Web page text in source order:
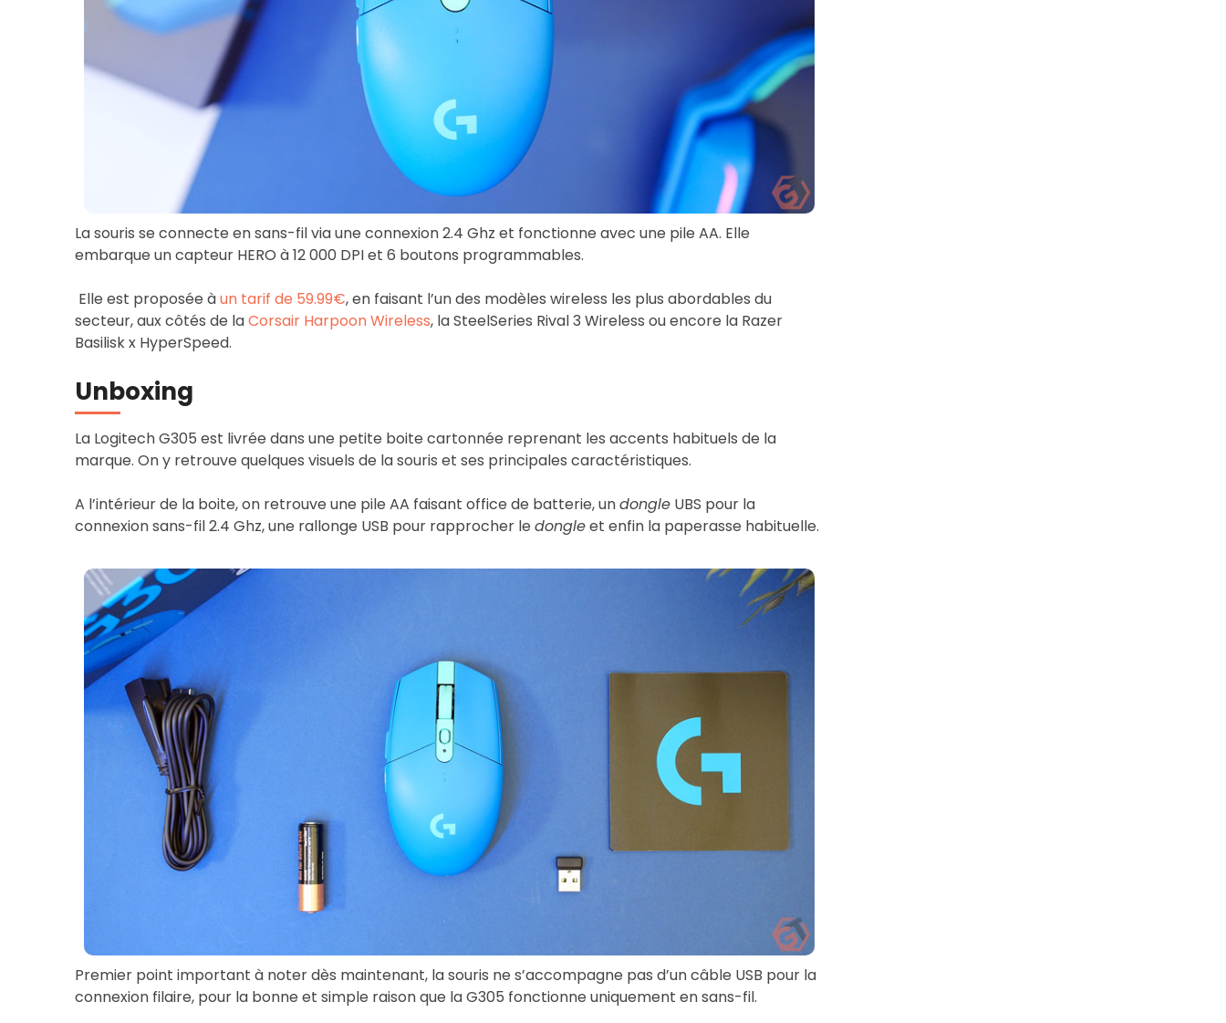
La souris se connecte en sans-fil via une connexion 2.4 Ghz et fonctionne avec une pile AA. Elle
embarque un capteur HERO à 12 000 DPI et 6 boutons programmables.
Elle est proposée àun tarif de 59.99€, en faisant l’un des modèles wireless les plus abordables du
secteur, aux côtés de laCorsair Harpoon Wireless, la SteelSeries Rival 3 Wireless ou encore la Razer
Basilisk x HyperSpeed.
Unboxing
La Logitech G305 est livrée dans une petite boite cartonnée reprenant les accents habituels de la
marque. On y retrouve quelques visuels de la souris et ses principales caractéristiques.
A l’intérieur de la boite, on retrouve une pile AA faisant office de batterie, undongle UBS pour la
connexion sans-fil 2.4 Ghz, une rallonge USB pour rapprocher le dongleet enfin la paperasse habituelle.
Premier point important à noter dès maintenant, la souris ne s’accompagne pas d’un câble USB pour la
connexion filaire, pour la bonne et simple raison que la G305 fonctionne uniquement en sans-fil.